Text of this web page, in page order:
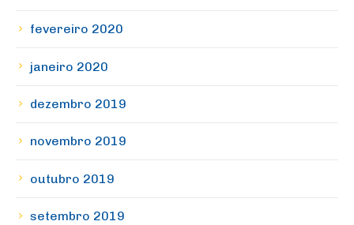
fevereiro 2020
janeiro 2020
dezembro 2019
novembro 2019
outubro 2019
setembro 2019